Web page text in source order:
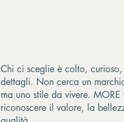
Chi ci sceglie è colto,
dettagli. Non cerca un
ma uno stile da vivere. MORE
riconoscere il valore, la